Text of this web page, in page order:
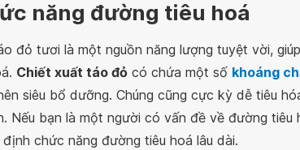
năng đường tiêu hoá
đỏ tươi là một nguồn năng lượng tuyệt vời,
Chiết xuất táo đỏ có chứa một số khoáng
siêu bổ dưỡng. Chúng cũng cực kỳ dễ tiêu
Nếu bạn là một người có vấn đề về đường tiêu
chức năng đường tiêu hoá lâu dài.